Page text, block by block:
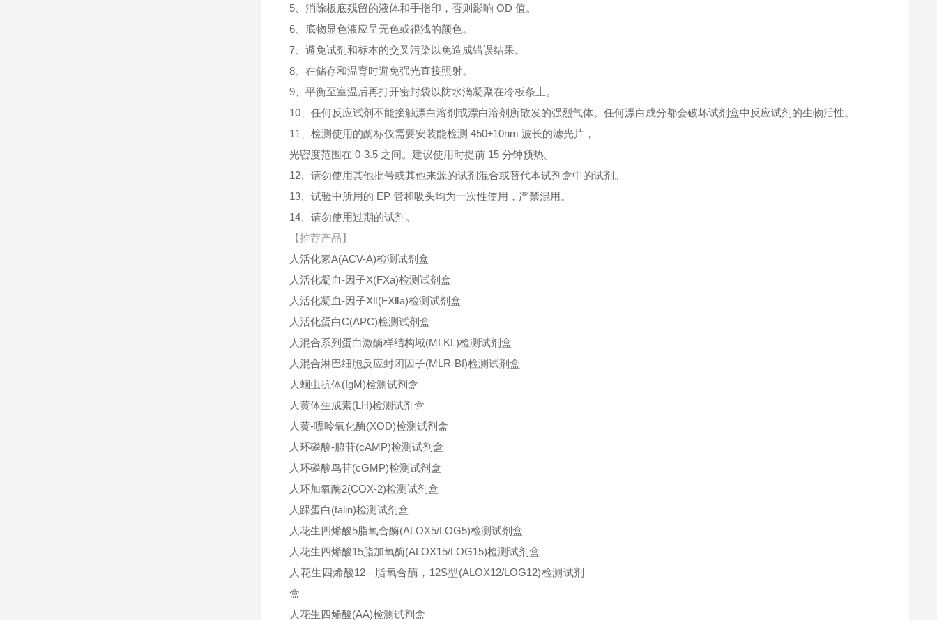
5、消除板底残留的液体和手指印，否则影响 OD 值。
6、底物显色液应呈无色或很浅的颜色。
7、避免试剂和标本的交叉污染以免造成错误结果。
8、在储存和温育时避免强光直接照射。
9、平衡至室温后再打开密封袋以防水滴凝聚在冷板条上。
10、任何反应试剂不能接触漂白溶剂或漂白溶剂所散发的强烈气体。任何漂白成分都会破坏试剂盒中反应试剂的生物活性。
11、检测使用的酶标仪需要安装能检测 450±10nm 波长的滤光片，
光密度范围在 0-3.5 之间。建议使用时提前 15 分钟预热。
12、请勿使用其他批号或其他来源的试剂混合或替代本试剂盒中的试剂。
13、试验中所用的 EP 管和吸头均为一次性使用，严禁混用。
14、请勿使用过期的试剂。
【推荐产品】
人活化素A(ACV-A)检测试剂盒
人活化凝血-因子X(FXa)检测试剂盒
人活化凝血-因子Ⅻ(FⅫa)检测试剂盒
人活化蛋白C(APC)检测试剂盒
人混合系列蛋白激酶样结构域(MLKL)检测试剂盒
人混合淋巴细胞反应封闭因子(MLR-Bf)检测试剂盒
人蛔虫抗体(IgM)检测试剂盒
人黄体生成素(LH)检测试剂盒
人黄-嘌呤氧化酶(XOD)检测试剂盒
人环磷酸-腺苷(cAMP)检测试剂盒
人环磷酸鸟苷(cGMP)检测试剂盒
人环加氧酶2(COX-2)检测试剂盒
人踝蛋白(talin)检测试剂盒
人花生四烯酸5脂氧合酶(ALOX5/LOG5)检测试剂盒
人花生四烯酸15脂加氧酶(ALOX15/LOG15)检测试剂盒
人花生四烯酸12 - 脂氧合酶，12S型(ALOX12/LOG12)检测试剂
盒
人花生四烯酸(AA)检测试剂盒